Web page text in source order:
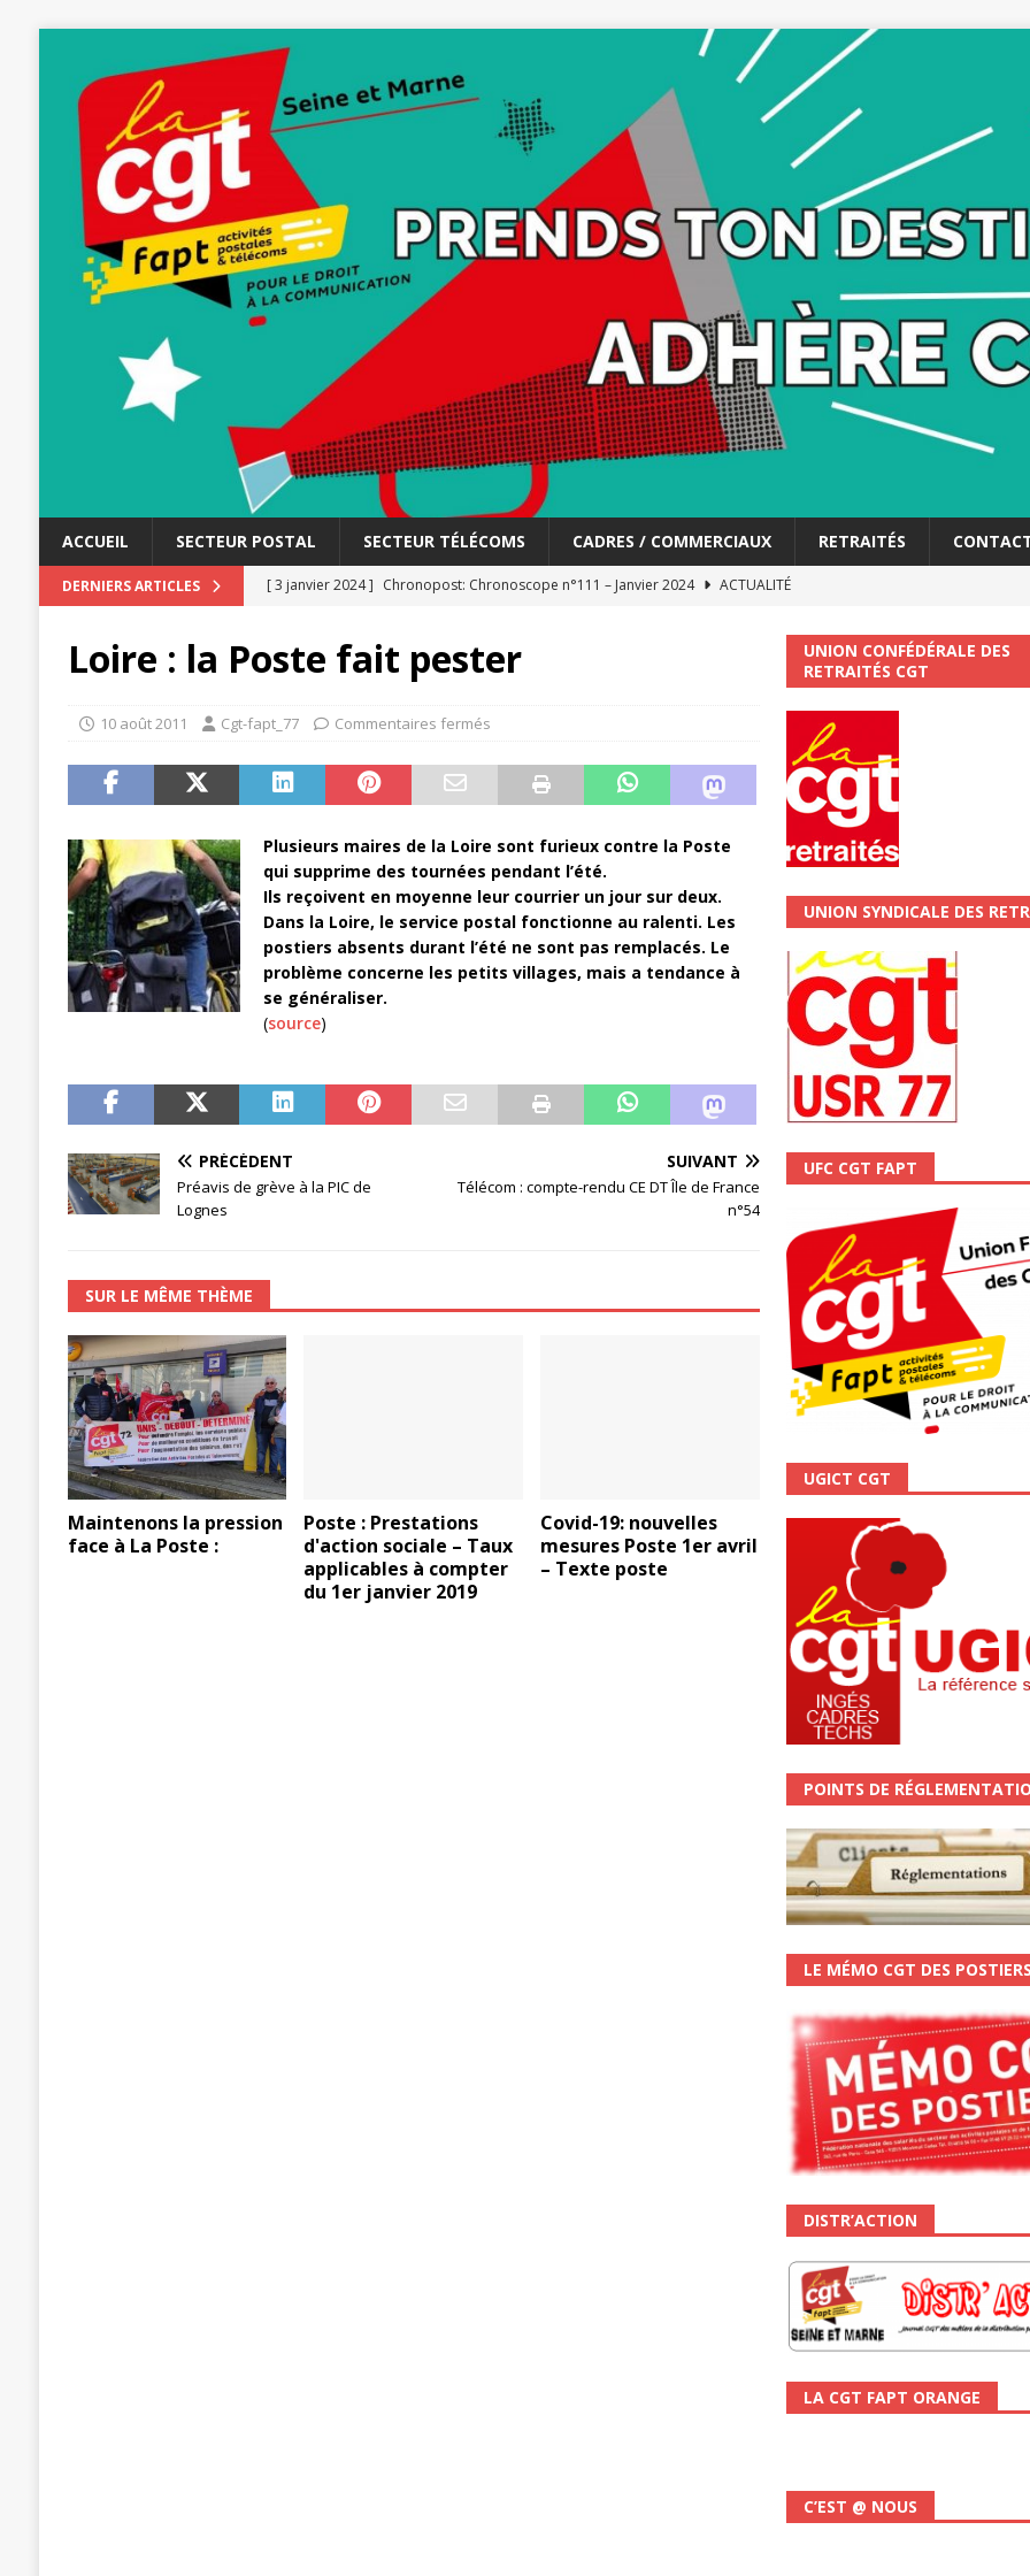
ACCUEIL SECTEUR POSTAL SECTEUR TÉLÉCOMS CADRES / COMMERCIAUX RETRAITÉS
DERNIERS ARTICLES [ 3 janvier 2024 ] Chronopost: Chronoscope n°111 – Janvier 2024
ACTUALITÉ
[ 20 novembre 2023 ]
ACTUALITÉ
[ 3 avril 2026 ] Mutuelle : encore des changements et…. des augmentations pour les salariéS !!!
[ 19 septembre 2025 ] La Poste -Projet de développement de la Direction Commerciale DDCE/Télévente :
SECTEUR POSTAL
[ 16 septembre 2025 ]
La Poste – Activités Sociales et Culturelles : Un droit, pas un cadeau !
POSTAL
[ 11 septembre 2025 ]
Loire : la Poste fait pester
10 août 2011 Cgt-fapt_77 Commentaires fermés
Plusieurs maires de la Loire sont furieux contre la Poste
qui supprime des tournées pendant l’été.
Ils reçoivent en moyenne leur courrier un jour sur deux.
Dans la Loire, le service postal fonctionne au ralenti. Les
postiers absents durant l’été ne sont pas remplacés. Le
problème concerne les petits villages, mais a tendance à
se généraliser.
(source)
PRÉCÉDENT
Préavis de grève à la PIC de
Lognes
SUIVANT
Télécom : compte-rendu CE DT Île de France
n°54
SUR LE MÊME THÈME
Maintenons la pression
face à La Poste :
Poste : Prestations
d'action sociale – Taux
applicables à compter
du 1er janvier 2019
Covid-19: nouvelles
mesures Poste 1er avril
– Texte poste
UNION CONFÉDÉRALE DES
RETRAITÉS CGT
UNION SYNDICALE DES
UFC CGT FAPT
UGICT CGT
POINTS DE
LE MÉMO CGT DES
DISTR’ACTION
LA CGT FAPT ORANGE
C’EST @ NOUS